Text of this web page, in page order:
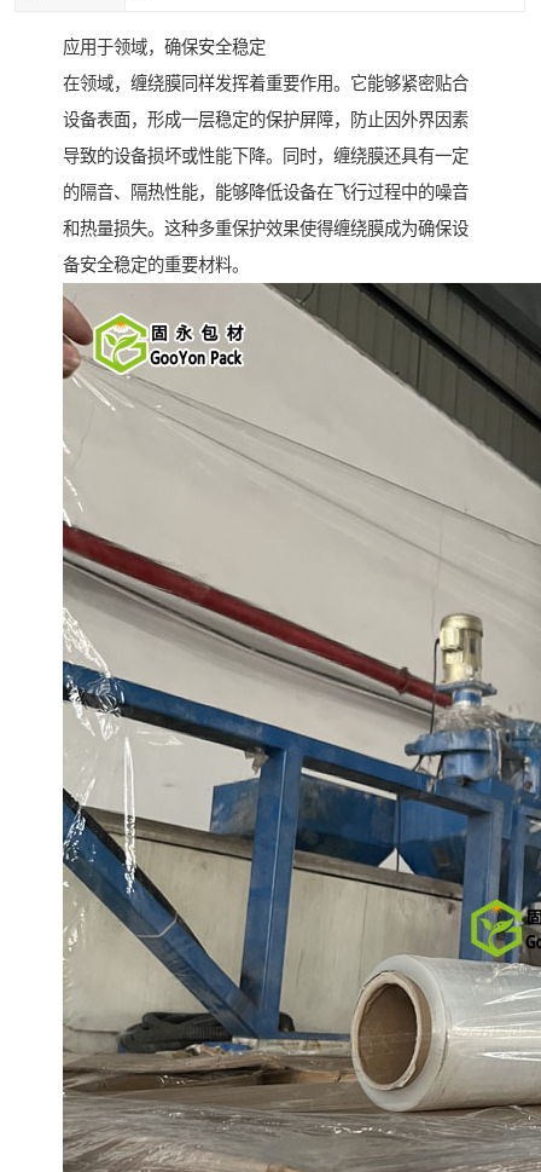
应用于领域，确保安全稳定
在领域，缠绕膜同样发挥着重要作用。它能够紧密贴合
设备表面，形成一层稳定的保护屏障，防止因外界因素
导致的设备损坏或性能下降。同时，缠绕膜还具有一定
的隔音、隔热性能，能够降低设备在飞行过程中的噪音
和热量损失。这种多重保护效果使得缠绕膜成为确保设
备安全稳定的重要材料。